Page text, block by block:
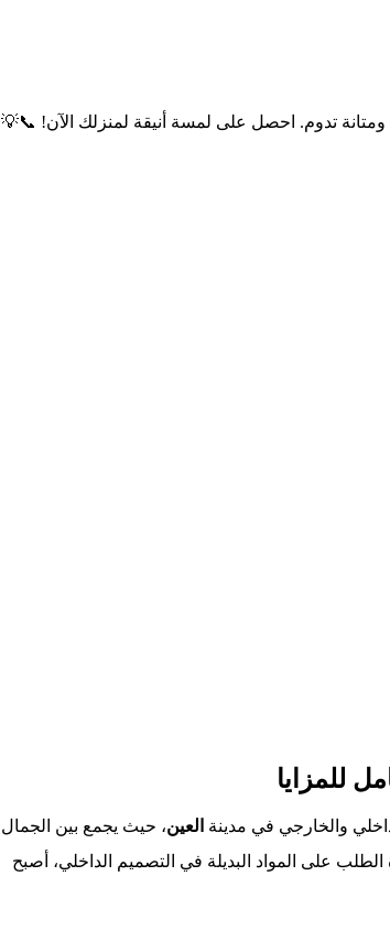
تدوم. احصل على لمسة أنيقة لمنزلك الآن! 📞💡
للمزايا
والخارجي في مدينة العين، حيث يجمع بين الجمال
على المواد البديلة في التصميم الداخلي، أصبح